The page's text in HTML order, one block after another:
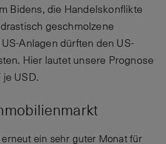
Bidens, die Handelskonflikte
geschmolzene
Anlagen dürften den US-
Hier lautet unsere Prognose
USD.
ein sehr guter Monat für